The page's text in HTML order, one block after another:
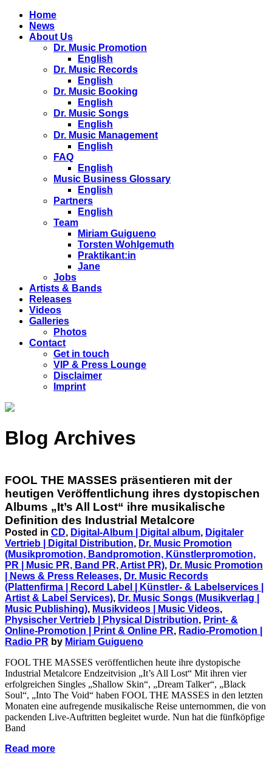
Home
News
About Us
Dr. Music Promotion
English
Dr. Music Records
English
Dr. Music Booking
English
Dr. Music Songs
English
Dr. Music Management
English
FAQ
English
Music Business Glossary
English
Partners
English
Team
Miriam Guigueno
Torsten Wohlgemuth
Praktikant:in
Jane
Jobs
Artists & Bands
Releases
Videos
Galleries
Photos
Contact
Get in touch
VIP & Press Lounge
Disclaimer
Imprint
Blog Archives
FOOL THE MASSES präsentieren mit der
heutigen Veröffentlichung ihres dystopischen
Albums „It’s All Lost“ ihre musikalische
Definition des Industrial Metalcore
Posted in CD, Digital-Album | Digital album, Digitaler
Vertrieb | Digital Distribution, Dr. Music Promotion
(Musikpromotion, Bandpromotion, Künstlerpromotion,
PR | Music PR, Band PR, Artist PR), Dr. Music Promotion
| News & Press Releases, Dr. Music Records
(Plattenfirma | Record Label | Künstler- & Labelservices |
Artist & Label Services), Dr. Music Songs (Musikverlag |
Music Publishing), Musikvideos | Music Videos,
Physischer Vertrieb | Physical Distribution, Print- &
Online-Promotion | Print & Online PR, Radio-Promotion |
Radio PR by Miriam Guigueno
FOOL THE MASSES veröffentlichen heute ihre dystopische
Industrial Metalcore Endzeitvision „It’s All Lost“ Mit ihren vier
erfolgreichen Singles „Shallow Skin“, „Dream Talker“, „Black
Soul“, „Into The Void“ haben FOOL THE MASSES in den letzten
Monaten eine aufregende musikalische Reise unternommen, die von
packenden Live-Auftritten begleitet wurde. Nun hat die fünfköpfige
Band
Read more